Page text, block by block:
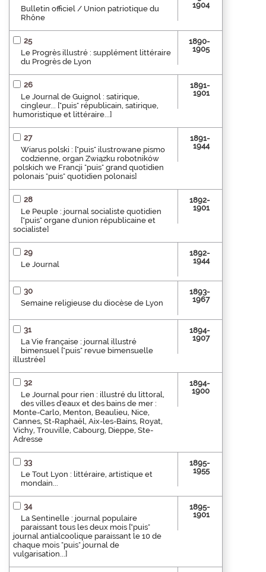
Bulletin officiel / Union patriotique du
Rhône
1904
25
Le Progrès illustré : supplément littéraire
du Progrès de Lyon
1890-
1905
26
Le Journal de Guignol : satirique,
cingleur... ["puis" républicain, satirique,
humoristique et littéraire...]
1891-
1901
27
Wiarus polski : ["puis" ilustrowane pismo
codzienne, organ Związku robotników
polskich we Francji "puis" grand quotidien
polonais "puis" quotidien polonais]
1891-
1944
28
Le Peuple : journal socialiste quotidien
["puis" organe d'union républicaine et
socialiste]
1892-
1901
29
Le Journal
1892-
1944
30
Semaine religieuse du diocèse de Lyon
1893-
1967
31
La Vie française : journal illustré
bimensuel ["puis" revue bimensuelle
illustrée]
1894-
1907
32
Le Journal pour rien : illustré du littoral,
des villes d'eaux et des bains de mer :
Monte-Carlo, Menton, Beaulieu, Nice,
Cannes, St-Raphaël, Aix-les-Bains, Royat,
Vichy, Trouville, Cabourg, Dieppe, Ste-
Adresse
1894-
1900
33
Le Tout Lyon : littéraire, artistique et
mondain...
1895-
1955
34
La Sentinelle : journal populaire
paraissant tous les deux mois ["puis"
journal antialcoolique paraissant le 10 de
chaque mois "puis" journal de
vulgarisation...]
1895-
1901